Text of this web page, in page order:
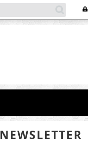
NEWSLETTER